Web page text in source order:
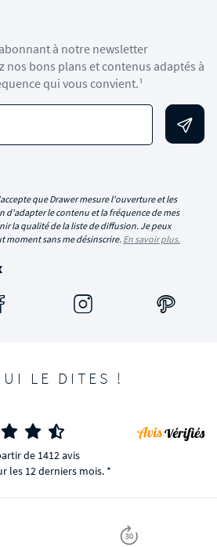
abonnant à notre newsletter
nos bons plans et contenus adaptés à
qui vous convient.¹
que Drawer mesure l'ouverture et les
d'adapter le contenu et la fréquence de mes
la qualité de la liste de diffusion. Je peux
moment sans me désinscrire. En savoir plus.
LE DITES !
de 1412 avis
les 12 derniers mois. *